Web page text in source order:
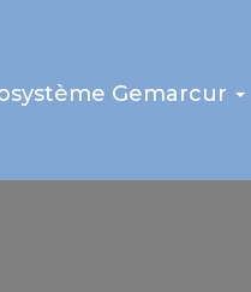
Gemarcur